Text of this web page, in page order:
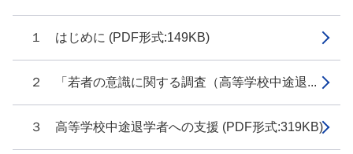
１ はじめに (PDF形式:149KB)
２ 「若者の意識に関する調査（高等学校中途退...
３ 高等学校中途退学者への支援 (PDF形式:319KB)